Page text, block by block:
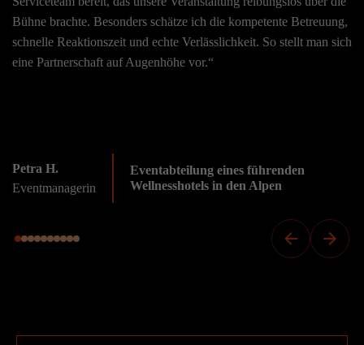
Bühne brachte. Besonders schätze ich die kompetente Betreuung,
schnelle Reaktionszeit und echte Verlässlichkeit. So stellt man sich
eine Partnerschaft auf Augenhöhe vor.“
Petra H.
Eventmanagerin
Eventabteilung eines führenden
Wellnesshotels in den Alpen